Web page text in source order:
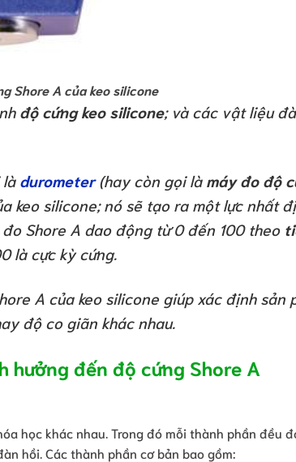
Shore A của keo silicone
độ cứng keo silicone; và các vật liệu
là durometer(hay còn gọi là máy đo độ
keo silicone; nó sẽ tạo ra một lực nhất
Shore A dao động từ 0 đến 100 theo
là cực kỳ cứng.
A của keo silicone giúp xác định sản
độ co giãn khác nhau.
hưởng đến độ cứng Shore A
học khác nhau. Trong đó mỗi thành phần đều
hồi. Các thành phần cơ bản bao gồm: